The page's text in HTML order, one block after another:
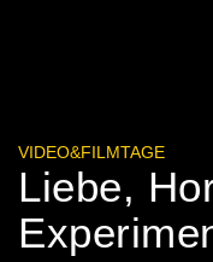
VIDEO&FILMTAGE
Liebe,